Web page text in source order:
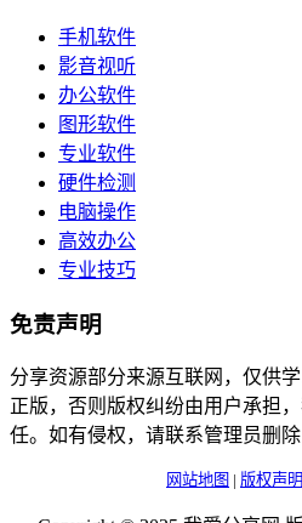
手机软件
影音视听
办公软件
图形软件
专业软件
硬件检测
电脑操作
高效办公
专业技巧
免责声明
分享资源部分来源互联网，仅供
正版，否则版权纠纷由用户承担
任。如有侵权，请联系管理员删除
网站地图 | 版权声明